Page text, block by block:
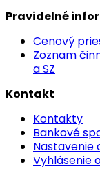
Pravidelné
Cenový
Zoznam
a SZ
Kontakt
Kontakty
Bankové
Nastavenie
Vyhlásenie